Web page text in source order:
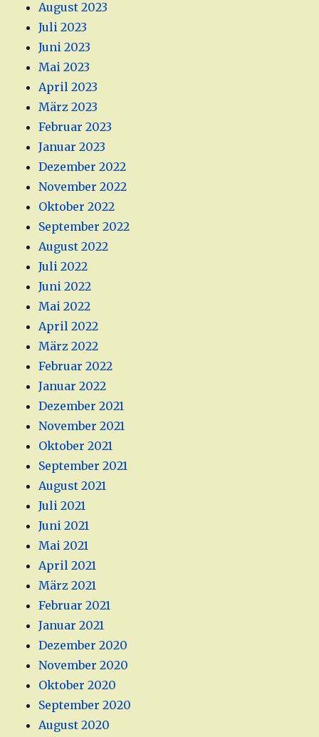
August 2023
Juli 2023
Juni 2023
Mai 2023
April 2023
März 2023
Februar 2023
Januar 2023
Dezember 2022
November 2022
Oktober 2022
September 2022
August 2022
Juli 2022
Juni 2022
Mai 2022
April 2022
März 2022
Februar 2022
Januar 2022
Dezember 2021
November 2021
Oktober 2021
September 2021
August 2021
Juli 2021
Juni 2021
Mai 2021
April 2021
März 2021
Februar 2021
Januar 2021
Dezember 2020
November 2020
Oktober 2020
September 2020
August 2020